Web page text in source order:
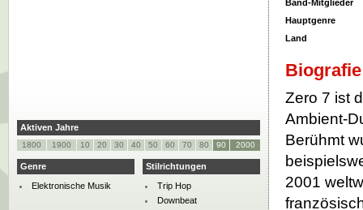
Band-Mitglieder
Hauptgenre
Land
Biografie
Zero 7 ist
Ambient-
Berühmt
2001
Aktiven Jahre
1800 1900 10 20 30 40 50 60 70 80 90 2000
Genre
Elektronische Musik
Stilrichtungen
Trip Hop
Downbeat